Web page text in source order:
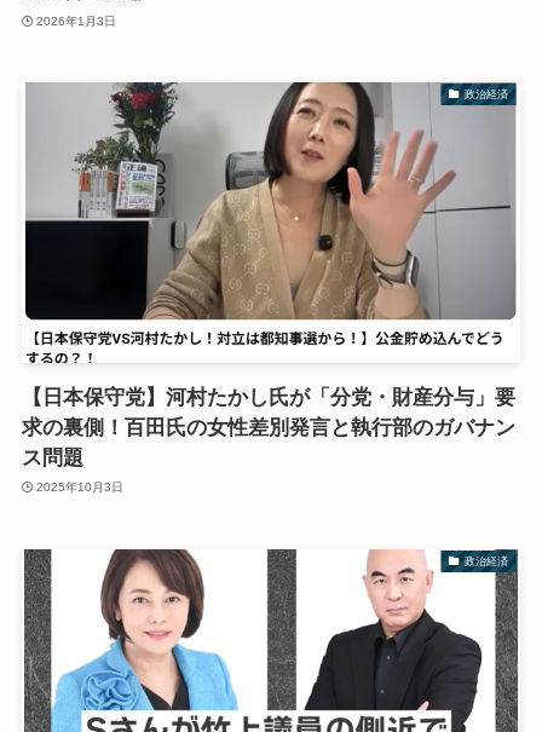
2026年1月3日
政治経済
【日本保守党】河村たかし氏が「分党・財産分与」要
求の裏側！百田氏の女性差別発言と執行部のガバナン
ス問題
2025年10月3日
政治経済